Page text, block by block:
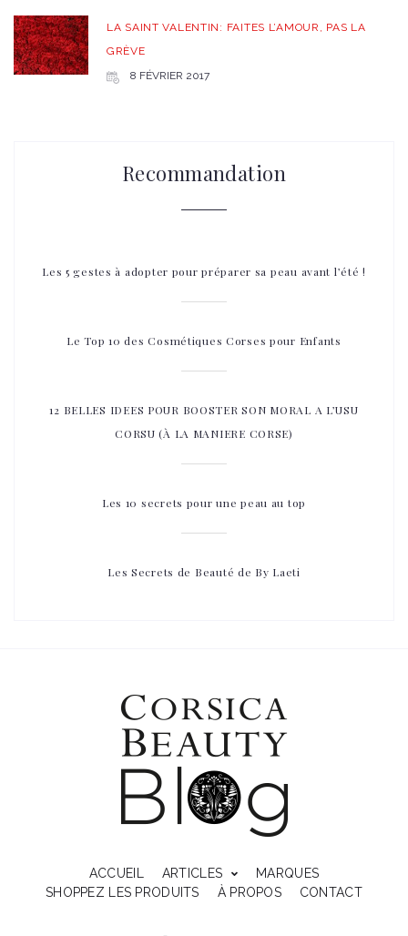
LA SAINT VALENTIN: FAITES L’AMOUR, PAS LA
GRÈVE
8 FÉVRIER 2017
Recommandation
Les 5 gestes à adopter pour préparer sa peau avant l’été !
Le Top 10 des Cosmétiques Corses pour Enfants
12 BELLES IDEES POUR BOOSTER SON MORAL A L’USU
CORSU (À LA MANIERE CORSE)
Les 10 secrets pour une peau au top
Les Secrets de Beauté de By Laeti
ACCUEIL ARTICLES
MARQUES
SHOPPEZ LES PRODUITS
À PROPOS CONTACT